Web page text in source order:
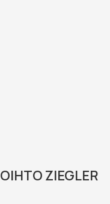
ZIEGLER